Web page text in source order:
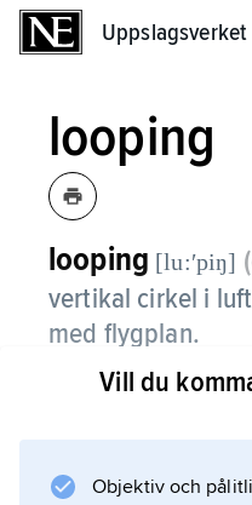
Uppslagsverket
looping
looping [lu:ʹpiŋ]
vertikal cirkel i
med flygplan.
Looping medför
avancerad flygning
Vill du
Objektiv och